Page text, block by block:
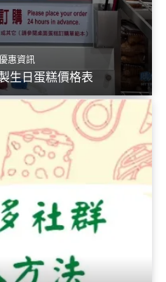
惠資訊
生日蛋糕價格表